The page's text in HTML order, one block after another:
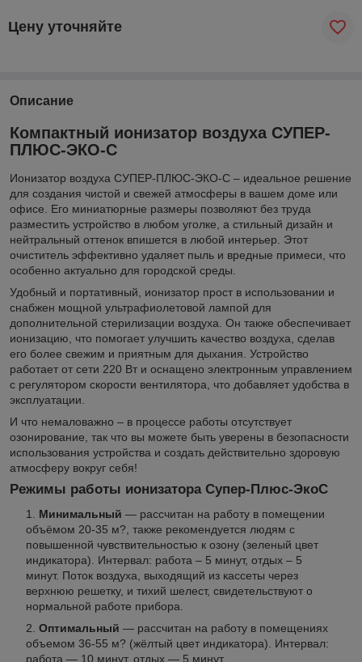
Цену уточняйте
Описание
Компактный ионизатор воздуха СУПЕР-
ПЛЮС-ЭКО-С
Ионизатор воздуха СУПЕР-ПЛЮС-ЭКО-С – идеальное решение
для создания чистой и свежей атмосферы в вашем доме или
офисе. Его миниатюрные размеры позволяют без труда
разместить устройство в любом уголке, а стильный дизайн и
нейтральный оттенок впишется в любой интерьер. Этот
очиститель эффективно удаляет пыль и вредные примеси, что
особенно актуально для городской среды.
Удобный и портативный, ионизатор прост в использовании и
снабжен мощной ультрафиолетовой лампой для
дополнительной стерилизации воздуха. Он также обеспечивает
ионизацию, что помогает улучшить качество воздуха, сделав
его более свежим и приятным для дыхания. Устройство
работает от сети 220 Вт и оснащено электронным управлением
с регулятором скорости вентилятора, что добавляет удобства в
эксплуатации.
И что немаловажно – в процессе работы отсутствует
озонирование, так что вы можете быть уверены в безопасности
использования устройства и создать действительно здоровую
атмосферу вокруг себя!
Режимы работы ионизатора Супер-Плюс-ЭкоС
Минимальный — рассчитан на работу в помещении
объёмом 20-35 м?, также рекомендуется людям с
повышенной чувствительностью к озону (зеленый цвет
индикатора). Интервал: работа – 5 минут, отдых – 5
минут. Поток воздуха, выходящий из кассеты через
верхнюю решетку, и тихий шелест, свидетельствуют о
нормальной работе прибора.
Оптимальный — рассчитан на работу в помещениях
объемом 36-55 м? (жёлтый цвет индикатора). Интервал:
работа — 10 минут, отдых — 5 минут.